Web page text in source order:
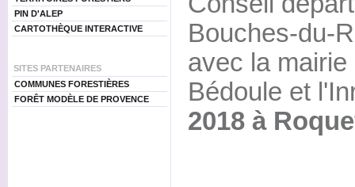
PIN D'ALEP
CARTOTHÈQUE INTERACTIVE
SITES PARTENAIRES
COMMUNES FORESTIÈRES
FORÊT MODÈLE DE PROVENCE
Bouches-du-
avec la
Bédoule et
2018 à